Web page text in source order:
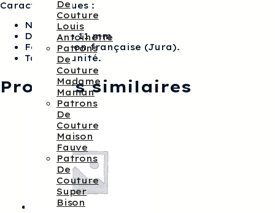
De
Couture
Louis
Antoinette
Patrons
De
Couture
Madame
Maman
Patrons
De
Couture
Maison
Fauve
Patrons
De
Couture
Super
Bison
Tissus
Caractéristiques :
Nacre
Diamètre 11 mm
Fabrication française (Jura).
Tarif à l’unité.
Produits similaires